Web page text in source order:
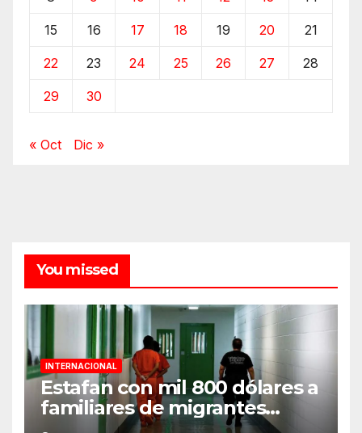
15 16 17 18 19 20 21
22 23 24 25 26 27 28
29 30
« Oct Dic »
You missed
INTERNACIONAL
Estafan con mil 800 dólares a
familiares de migrantes
detenidos en Estados Unidos;